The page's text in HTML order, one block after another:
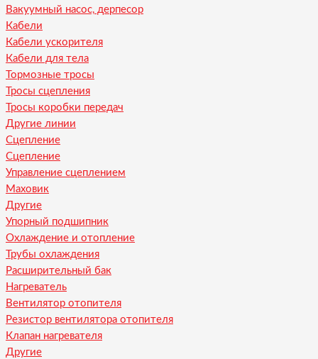
Вакуумный насос, дерпесор
Кабели
Кабели ускорителя
Кабели для тела
Тормозные тросы
Тросы сцепления
Тросы коробки передач
Другие линии
Сцепление
Сцепление
Управление сцеплением
Маховик
Другие
Упорный подшипник
Охлаждение и отопление
Трубы охлаждения
Расширительный бак
Нагреватель
Вентилятор отопителя
Резистор вентилятора отопителя
Клапан нагревателя
Другие